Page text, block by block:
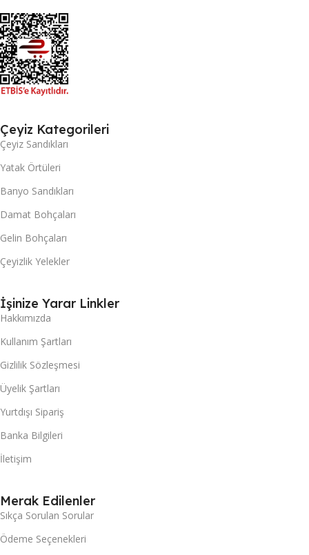
Çeyiz Kategorileri
Çeyiz Sandıkları
Yatak Örtüleri
Banyo Sandıkları
Damat Bohçaları
Gelin Bohçaları
Çeyizlik Yelekler
İşinize Yarar Linkler
Hakkımızda
Kullanım Şartları
Gizlilik Sözleşmesi
Üyelik Şartları
Yurtdışı Sipariş
Banka Bilgileri
İletişim
Merak Edilenler
Sıkça Sorulan Sorular
Ödeme Seçenekleri